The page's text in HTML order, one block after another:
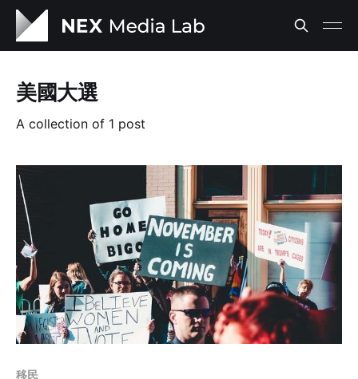
美國大選
A collection of 1 post
移民